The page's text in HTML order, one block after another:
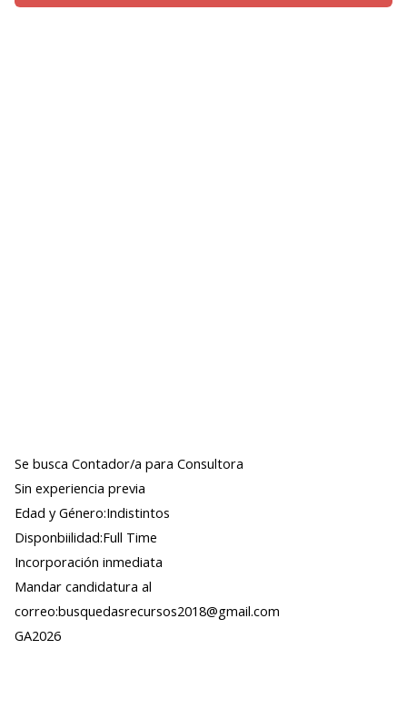
Se busca Contador/a para Consultora
Sin experiencia previa
Edad y Género:Indistintos
Disponbiilidad:Full Time
Incorporación inmediata
Mandar candidatura al
correo:busquedasrecursos2018@gmail.com
GA2026